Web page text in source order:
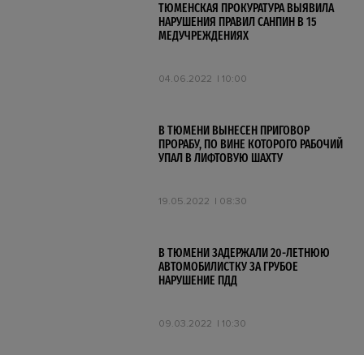
ТЮМЕНСКАЯ ПРОКУРАТУРА ВЫЯВИЛА
НАРУШЕНИЯ ПРАВИЛ САНПИН В 15
МЕДУЧРЕЖДЕНИЯХ
04.06.2022 10:00
В ТЮМЕНИ ВЫНЕСЕН ПРИГОВОР
ПРОРАБУ, ПО ВИНЕ КОТОРОГО РАБОЧИЙ
УПАЛ В ЛИФТОВУЮ ШАХТУ
19.05.2022 08:30
В ТЮМЕНИ ЗАДЕРЖАЛИ 20-ЛЕТНЮЮ
АВТОМОБИЛИСТКУ ЗА ГРУБОЕ
НАРУШЕНИЕ ПДД
09.03.2022 10:30